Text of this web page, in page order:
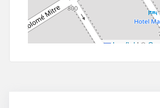
Leaflet | ©